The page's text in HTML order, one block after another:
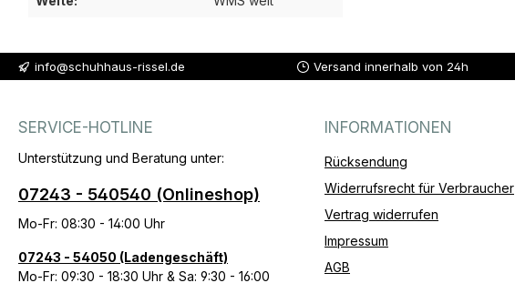
info@schuhhaus-rissel.de Versand innerhalb von 24h
SERVICE-HOTLINE
Unterstützung und Beratung unter:
07243 - 540540 (Onlineshop)
Mo-Fr: 08:30 - 14:00 Uhr
07243 - 54050 (Ladengeschäft)
Mo-Fr: 09:30 - 18:30 Uhr & Sa: 9:30 - 16:00
INFORMATIONEN
Rücksendung
Widerrufsrecht für Verbraucher
Vertrag widerrufen
Impressum
AGB